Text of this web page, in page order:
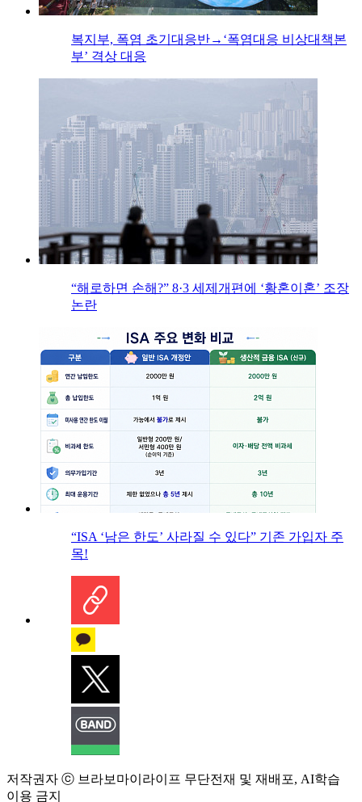
복지부, 폭염 초기대응반→‘폭염대응 비상대책본
부’ 격상 대응
“해로하면 손해?” 8·3 세제개편에 ‘황혼이혼’ 조장
논란
“ISA ‘남은 한도’ 사라질 수 있다” 기존 가입자 주
목!
저작권자 ⓒ 브라보마이라이프 무단전재 및 재배포, AI학습
이용 금지